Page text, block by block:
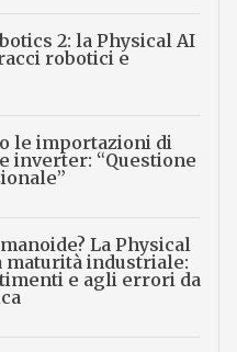
2: la Physical AI
robotici e
le importazioni di
inverter: “Questione
La Physical
maturità industriale:
e agli errori da